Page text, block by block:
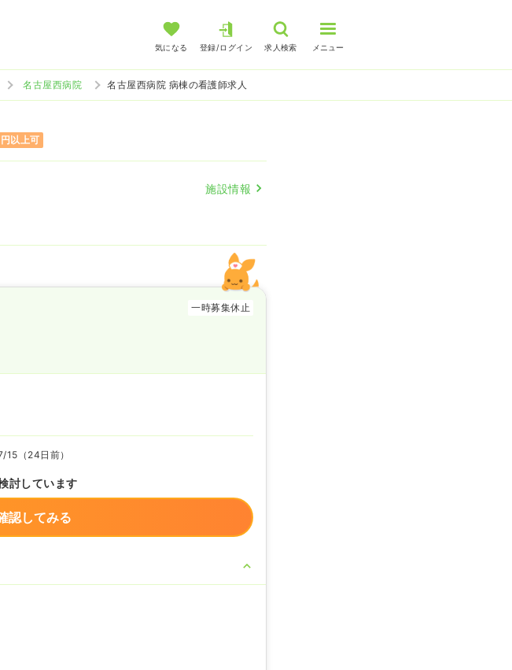
気になる 登録/ログイン 求人検索 メニュー
名古屋西病院 名古屋西病院 病棟の看護師求人
以上可
施設情報
一時募集休止
（24日前）
討しています
認してみる